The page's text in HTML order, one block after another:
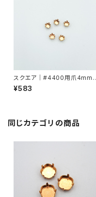
スクエア｜#4400用爪4mmx
4mm
¥583
同じカテゴリの商品